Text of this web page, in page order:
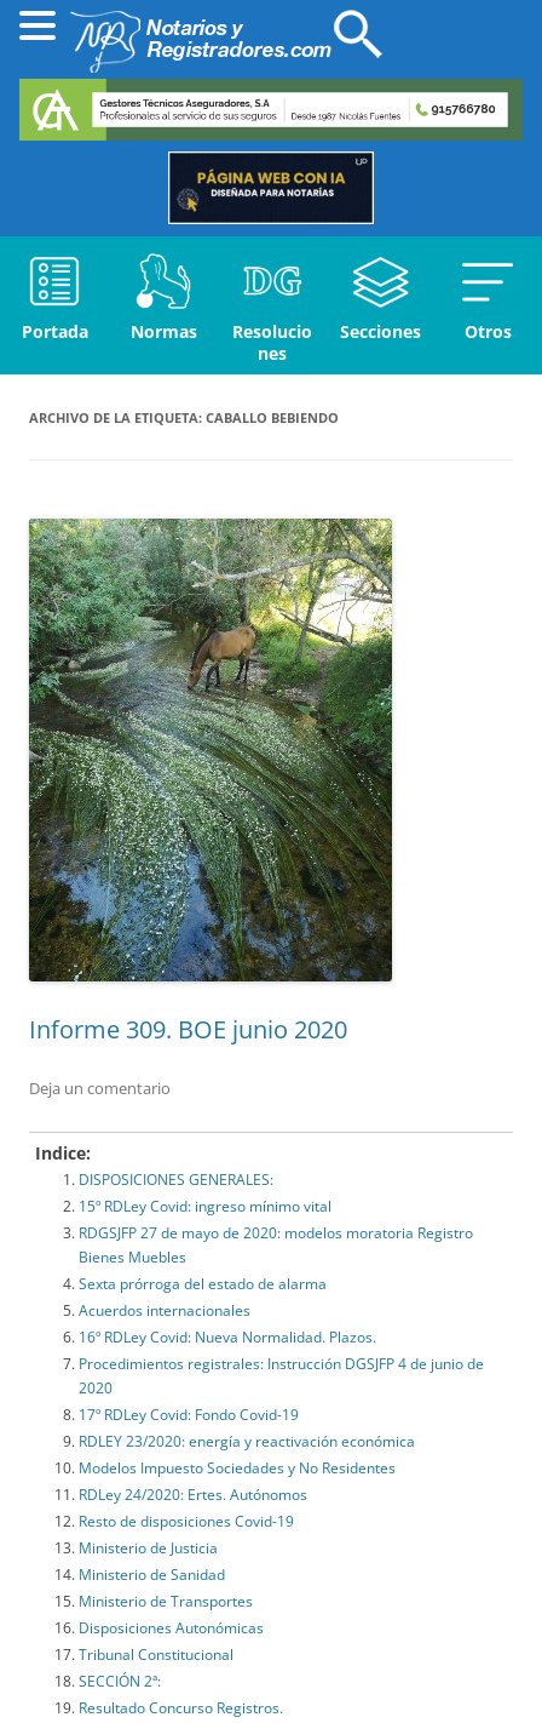
Portada Normas
Resolucio
nes
Secciones Otros
ARCHIVO DE LA ETIQUETA: CABALLO BEBIENDO
Informe 309. BOE junio 2020
Deja un comentario
Indice:
DISPOSICIONES GENERALES:
15º RDLey Covid: ingreso mínimo vital
RDGSJFP 27 de mayo de 2020: modelos moratoria Registro
Bienes Muebles
Sexta prórroga del estado de alarma
Acuerdos internacionales
16º RDLey Covid: Nueva Normalidad. Plazos.
Procedimientos registrales: Instrucción DGSJFP 4 de junio de
2020
17º RDLey Covid: Fondo Covid-19
RDLEY 23/2020: energía y reactivación económica
Modelos Impuesto Sociedades y No Residentes
RDLey 24/2020: Ertes. Autónomos
Resto de disposiciones Covid-19
Ministerio de Justicia
Ministerio de Sanidad
Ministerio de Transportes
Disposiciones Autonómicas
Tribunal Constitucional
SECCIÓN 2ª:
Resultado Concurso Registros.